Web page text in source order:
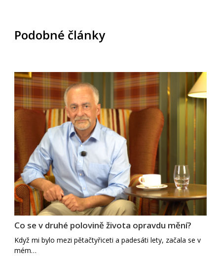
Podobné články
Co se v druhé polovině života opravdu mění?
Když mi bylo mezi pětačtyřiceti a padesáti lety, začala se v
mém…